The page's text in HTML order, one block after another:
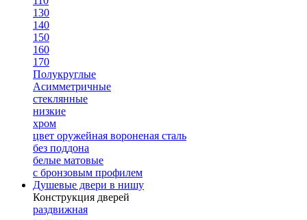
130
140
150
160
170
Полукруглые
Асимметричные
стеклянные
низкие
хром
цвет оружейная вороненая сталь
без поддона
белые матовые
с бронзовым профилем
Душевые двери в нишу
Конструкция дверей
раздвижная